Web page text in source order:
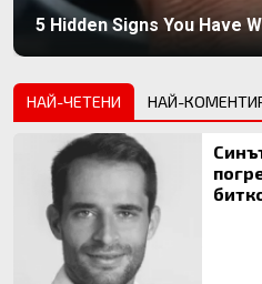
5 Hidden Signs You Have
НАЙ-ЧЕТЕНИ НАЙ-